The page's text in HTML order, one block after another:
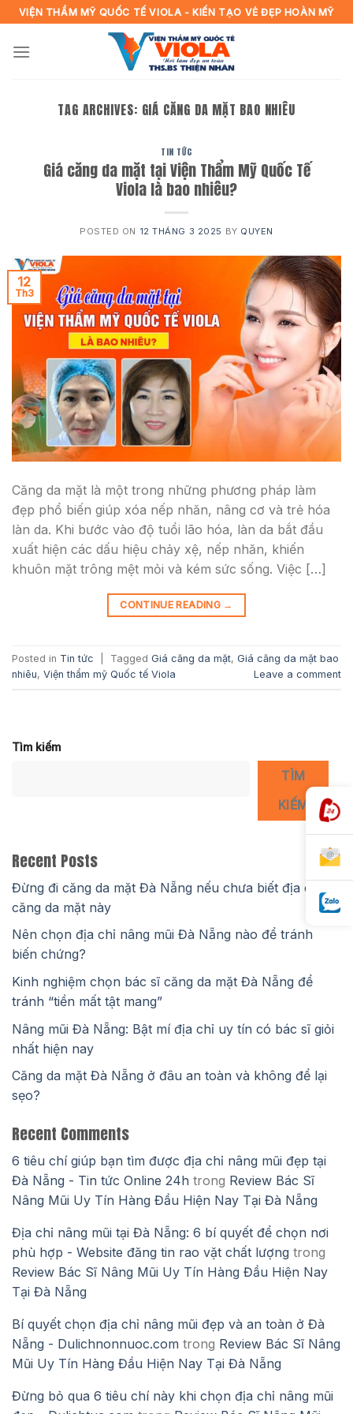
Skip
to
content
VIỆN THẨM MỸ QUỐC TẾ VIOLA - KIẾN TẠO VẺ ĐẸP HOÀN MỸ
TAG ARCHIVES: GIÁ CĂNG DA MẶT BAO NHIÊU
TIN TỨC
Giá căng da mặt tại Viện Thẩm Mỹ Quốc Tế
Viola là bao nhiêu?
POSTED ON 12 THÁNG 3 2025 BY QUYEN
12
Th3
Căng da mặt là một trong những phương pháp làm
đẹp phổ biến giúp xóa nếp nhăn, nâng cơ và trẻ hóa
làn da. Khi bước vào độ tuổi lão hóa, làn da bắt đầu
xuất hiện các dấu hiệu chảy xệ, nếp nhăn, khiến
khuôn mặt trông mệt mỏi và kém sức sống. Việc […]
CONTINUE READING →
Posted in Tin tức Tagged Giá căng da mặt, Giá căng da mặt bao
nhiêu, Viện thẩm mỹ Quốc tế Viola Leave a comment
Tìm kiếm
TÌM
KIẾM
Recent Posts
Đừng đi căng da mặt Đà Nẵng nếu chưa biết địa chỉ
căng da mặt này
Nên chọn địa chỉ nâng mũi Đà Nẵng nào để tránh
biến chứng?
Kinh nghiệm chọn bác sĩ căng da mặt Đà Nẵng để
tránh “tiền mất tật mang”
Nâng mũi Đà Nẵng: Bật mí địa chỉ uy tín có bác sĩ giỏi
nhất hiện nay
Căng da mặt Đà Nẵng ở đâu an toàn và không để lại
sẹo?
Recent Comments
6 tiêu chí giúp bạn tìm được địa chỉ nâng mũi đẹp tại
Đà Nẵng - Tin tức Online 24h trong Review Bác Sĩ
Nâng Mũi Uy Tín Hàng Đầu Hiện Nay Tại Đà Nẵng
Địa chỉ nâng mũi tại Đà Nẵng: 6 bí quyết để chọn nơi
phù hợp - Website đăng tin rao vặt chất lượng trong
Review Bác Sĩ Nâng Mũi Uy Tín Hàng Đầu Hiện Nay
Tại Đà Nẵng
Bí quyết chọn địa chỉ nâng mũi đẹp và an toàn ở Đà
Nẵng - Dulichnonnuoc.com trong Review Bác Sĩ Nâng
Mũi Uy Tín Hàng Đầu Hiện Nay Tại Đà Nẵng
Đừng bỏ qua 6 tiêu chí này khi chọn địa chỉ nâng mũi